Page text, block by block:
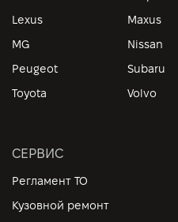
Lexus
Maxus
MG
Nissan
Peugeot
Subaru
Toyota
Volvo
СЕРВИС
Регламент ТО
Кузовной ремонт